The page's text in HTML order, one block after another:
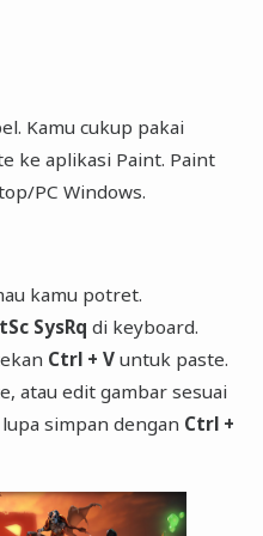
Kamu cukup pakai
ke aplikasi Paint. Paint
PC Windows.
kamu potret.
SysRq di keyboard.
Ctrl + Vuntuk paste.
atau edit gambar sesuai
simpan dengan Ctrl +